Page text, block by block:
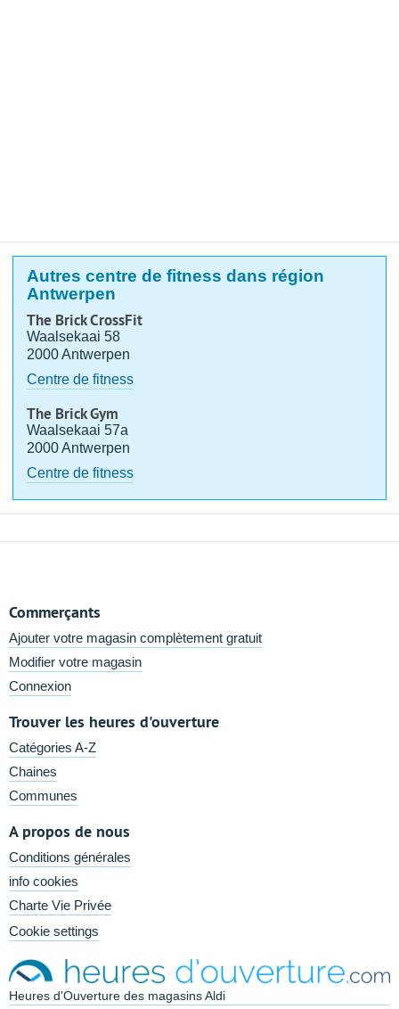
Autres centre de fitness dans région
Antwerpen
The Brick CrossFit
Waalsekaai 58
2000 Antwerpen
Centre de fitness
The Brick Gym
Waalsekaai 57a
2000 Antwerpen
Centre de fitness
Commerçants
Ajouter votre magasin complètement gratuit
Modifier votre magasin
Connexion
Trouver les heures d'ouverture
Catégories A-Z
Chaines
Communes
A propos de nous
Conditions générales
info cookies
Charte Vie Privée
Cookie settings
Heures d'Ouverture des magasins Aldi